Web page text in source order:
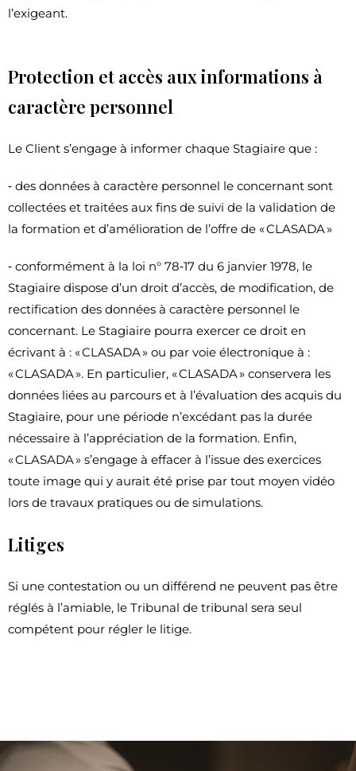
l’exigeant.
Protection et accès aux informations à
caractère personnel
Le Client s’engage à informer chaque Stagiaire que :
‐ des données à caractère personnel le concernant sont
collectées et traitées aux fins de suivi de la validation de
la formation et d’amélioration de l’offre de « CLASADA »
‐ conformément à la loi n° 78‐17 du 6 janvier 1978, le
Stagiaire dispose d’un droit d’accès, de modification, de
rectification des données à caractère personnel le
concernant. Le Stagiaire pourra exercer ce droit en
écrivant à : « CLASADA » ou par voie électronique à :
« CLASADA ». En particulier, « CLASADA » conservera les
données liées au parcours et à l’évaluation des acquis du
Stagiaire, pour une période n’excédant pas la durée
nécessaire à l’appréciation de la formation. Enfin,
« CLASADA » s’engage à effacer à l’issue des exercices
toute image qui y aurait été prise par tout moyen vidéo
lors de travaux pratiques ou de simulations.
Litiges
Si une contestation ou un différend ne peuvent pas être
réglés à l’amiable, le Tribunal de tribunal sera seul
compétent pour régler le litige.